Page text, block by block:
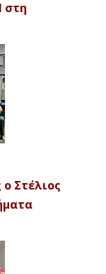
στη
Στέλιος